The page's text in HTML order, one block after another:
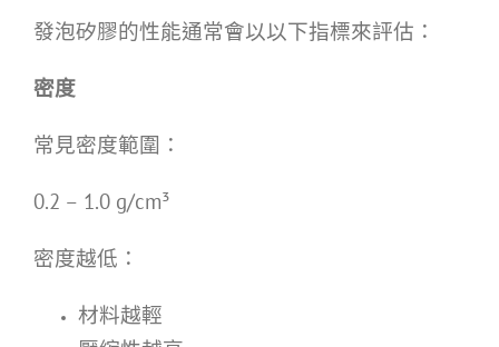
發泡矽膠的性能通常會以以下指標來評估：
密度
常見密度範圍：
0.2 – 1.0 g/cm³
密度越低：
材料越輕